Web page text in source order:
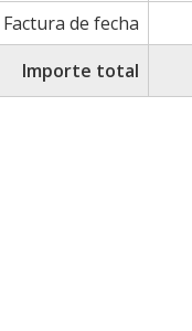
Factura de fecha
Importe total